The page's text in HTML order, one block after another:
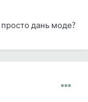
дань моде?